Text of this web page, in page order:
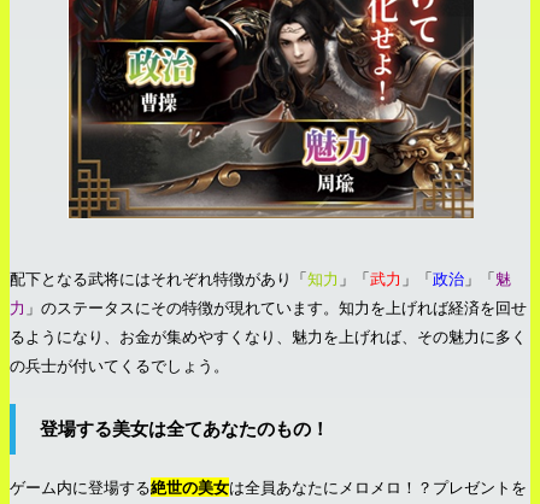
配下となる武将にはそれぞれ特徴があり「知力 」「武力 」「政治 」「魅
力 」のステータスにその特徴が現れています。知力を上げれば経済を回せ
るようになり、お金が集めやすくなり、魅力を上げれば、その魅力に多く
の兵士が付いてくるでしょう。
登場する美女は全てあなたのもの！
ゲーム内に登場する絶世の美女は全員あなたにメロメロ！？プレゼントを